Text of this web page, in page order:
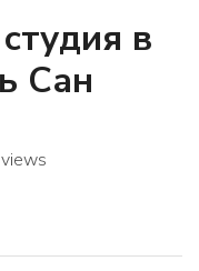
в
Сан